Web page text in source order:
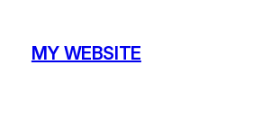
MY WEBSITE